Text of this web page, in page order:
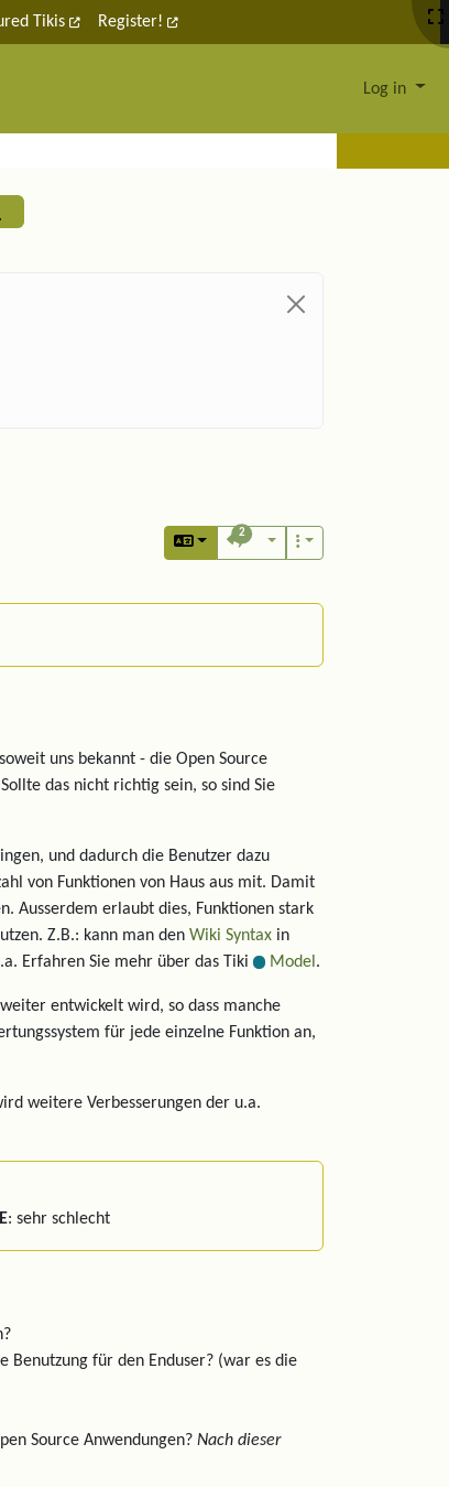
Tikis Register!
Log in
2
uns bekannt - die Open Source
das nicht richtig sein, so sind Sie
und dadurch die Benutzer dazu
von Funktionen von Haus aus mit. Damit
Ausserdem erlaubt dies, Funktionen stark
Z.B.: kann man den Wiki Syntax in
Erfahren Sie mehr über das Tiki
Model .
entwickelt wird, so dass manche
für jede einzelne Funktion an,
weitere Verbesserungen der u.a.
E: sehr schlecht
für den Enduser? (war es die
Source Anwendungen? Nach dieser